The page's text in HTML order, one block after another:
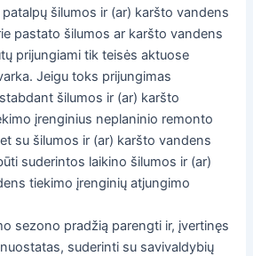
šilumos ir (ar) karšto vandens
pastato šilumos ar karšto vandens
prijungiami tik teisės aktuose
Jeigu toks prijungimas
šilumos ir (ar) karšto
įrenginius neplaninio remonto
su šilumos ir (ar) karšto vandens
suderintos laikino šilumos ir (ar)
tiekimo įrenginių atjungimo
sezono pradžią parengti ir, įvertinęs
suderinti su savivaldybių